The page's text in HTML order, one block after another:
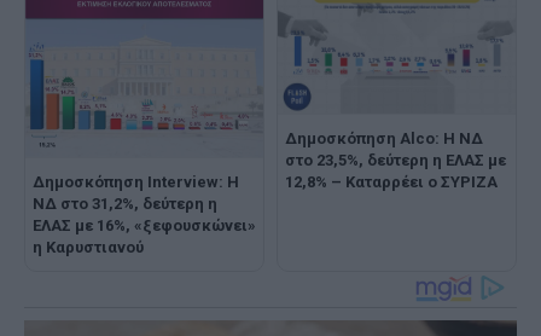
Δημοσκόπηση Interview: Η
ΝΔ στο 31,2%, δεύτερη η
ΕΛΑΣ με 16%, «ξεφουσκώνει»
η Καρυστιανού
Δημοσκόπηση Alco: Η ΝΔ
στο 23,5%, δεύτερη η ΕΛΑΣ με
12,8% – Καταρρέει ο ΣΥΡΙΖΑ